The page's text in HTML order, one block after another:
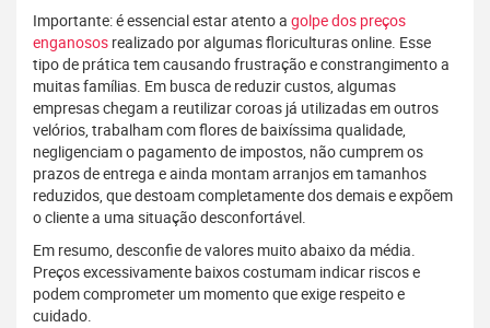
Importante: é essencial estar atento a golpe dos preços
enganosos realizado por algumas floriculturas online. Esse
tipo de prática tem causando frustração e constrangimento a
muitas famílias. Em busca de reduzir custos, algumas
empresas chegam a reutilizar coroas já utilizadas em outros
velórios, trabalham com flores de baixíssima qualidade,
negligenciam o pagamento de impostos, não cumprem os
prazos de entrega e ainda montam arranjos em tamanhos
reduzidos, que destoam completamente dos demais e expõem
o cliente a uma situação desconfortável.
Em resumo, desconfie de valores muito abaixo da média.
Preços excessivamente baixos costumam indicar riscos e
podem comprometer um momento que exige respeito e
cuidado.